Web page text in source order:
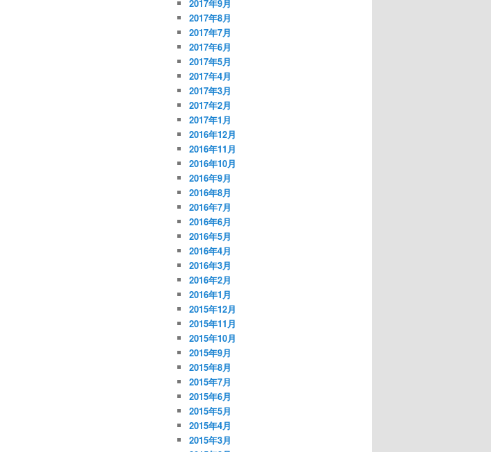
2017年9月
2017年8月
2017年7月
2017年6月
2017年5月
2017年4月
2017年3月
2017年2月
2017年1月
2016年12月
2016年11月
2016年10月
2016年9月
2016年8月
2016年7月
2016年6月
2016年5月
2016年4月
2016年3月
2016年2月
2016年1月
2015年12月
2015年11月
2015年10月
2015年9月
2015年8月
2015年7月
2015年6月
2015年5月
2015年4月
2015年3月